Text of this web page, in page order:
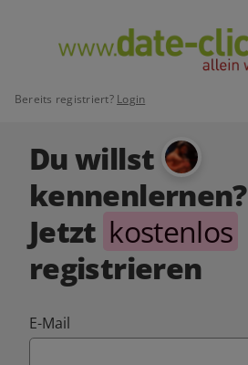
Bereits registriert? Login
Du willst
kennenlernen?
Jetzt kostenlos
registrieren
E-Mail